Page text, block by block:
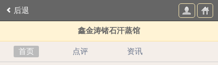
后退
鑫金涛锗石汗蒸馆
首页 点评 资讯